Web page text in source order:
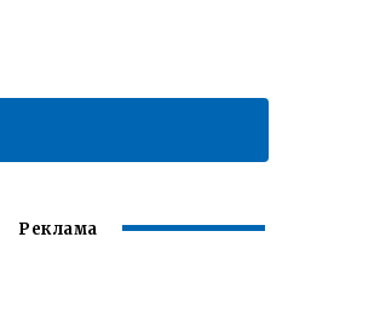
Реклама